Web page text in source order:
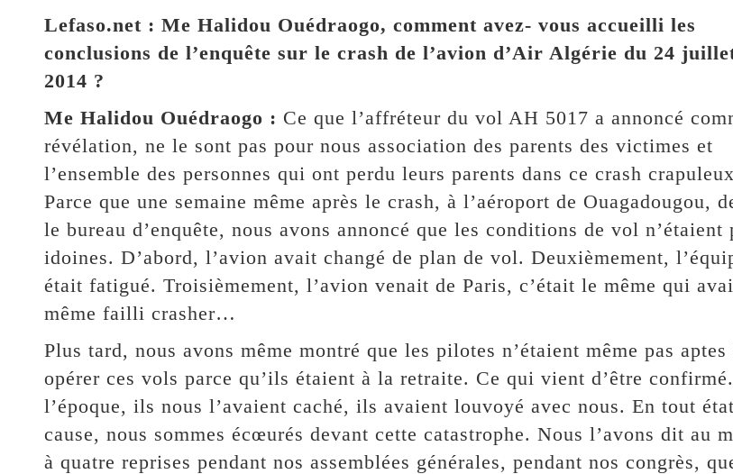
Lefaso.net : Me Halidou Ouédraogo, comment avez- vous accueilli les
conclusions de l’enquête sur le crash de l’avion d’Air Algérie du 24
2014 ?
Me Halidou Ouédraogo : Ce que l’affréteur du vol AH 5017 a annoncé
révélation, ne le sont pas pour nous association des parents des victimes et
l’ensemble des personnes qui ont perdu leurs parents dans ce crash
Parce que une semaine même après le crash, à l’aéroport de Ouagadougou,
le bureau d’enquête, nous avons annoncé que les conditions de vol n’étaient
idoines. D’abord, l’avion avait changé de plan de vol. Deuxièmement,
était fatigué. Troisièmement, l’avion venait de Paris, c’était le même qui
même failli crasher…
Plus tard, nous avons même montré que les pilotes n’étaient même pas aptes
opérer ces vols parce qu’ils étaient à la retraite. Ce qui vient d’être
l’époque, ils nous l’avaient caché, ils avaient louvoyé avec nous. En tout
cause, nous sommes écœurés devant cette catastrophe. Nous l’avons dit au
à quatre reprises pendant nos assemblées générales, pendant nos congrès,